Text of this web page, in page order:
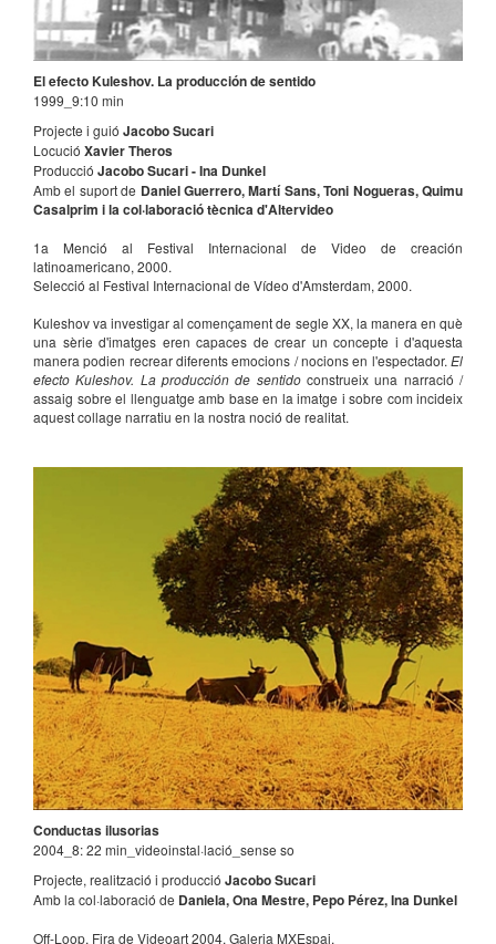
El efecto Kuleshov. La producción de sentido
1999_9:10 min
Projecte i guió Jacobo Sucari
Locució Xavier Theros
Producció Jacobo Sucari - Ina Dunkel
Amb el suport de Daniel Guerrero, Martí Sans, Toni Nogueras, Quimu
Casalprim i la col·laboració tècnica d'Altervideo
1a Menció al Festival Internacional de Video de creación
latinoamericano, 2000.
Selecció al Festival Internacional de Vídeo d'Amsterdam, 2000.
Kuleshov va investigar al començament de segle XX, la manera en què
una sèrie d'imatges eren capaces de crear un concepte i d'aquesta
manera podien recrear diferents emocions / nocions en l'espectador. El
efecto Kuleshov. La producción de sentidoconstrueix una narració /
assaig sobre el llenguatge amb base en la imatge i sobre com incideix
aquest collage narratiu en la nostra noció de realitat.
Conductas ilusorias
2004_8: 22 min_videoinstal·lació_sense so
Projecte, realització i producció Jacobo Sucari
Amb la col·laboració de Daniela, Ona Mestre, Pepo Pérez, Ina Dunkel
Off-Loop, Fira de Videoart 2004, Galeria MXEspai.